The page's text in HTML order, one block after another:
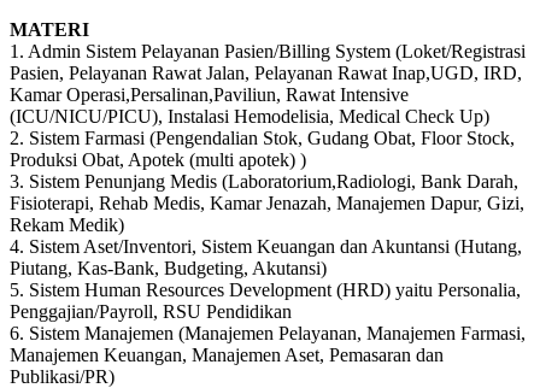
MATERI
1. Admin Sistem Pelayanan Pasien/Billing System (Loket/Registrasi
Pasien, Pelayanan Rawat Jalan, Pelayanan Rawat Inap,UGD, IRD,
Kamar Operasi,Persalinan,Paviliun, Rawat Intensive
(ICU/NICU/PICU), Instalasi Hemodelisia, Medical Check Up)
2. Sistem Farmasi (Pengendalian Stok, Gudang Obat, Floor Stock,
Produksi Obat, Apotek (multi apotek) )
3. Sistem Penunjang Medis (Laboratorium,Radiologi, Bank Darah,
Fisioterapi, Rehab Medis, Kamar Jenazah, Manajemen Dapur, Gizi,
Rekam Medik)
4. Sistem Aset/Inventori, Sistem Keuangan dan Akuntansi (Hutang,
Piutang, Kas-Bank, Budgeting, Akutansi)
5. Sistem Human Resources Development (HRD) yaitu Personalia,
Penggajian/Payroll, RSU Pendidikan
6. Sistem Manajemen (Manajemen Pelayanan, Manajemen Farmasi,
Manajemen Keuangan, Manajemen Aset, Pemasaran dan
Publikasi/PR)